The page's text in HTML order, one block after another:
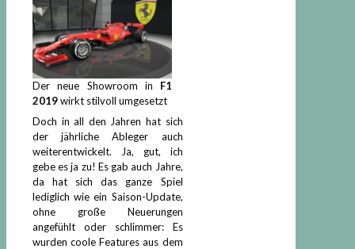
Der neue Showroom in F1
2019wirkt stilvoll umgesetzt
Doch in all den Jahren hat sich
der jährliche Ableger auch
weiterentwickelt. Ja, gut, ich
gebe es ja zu! Es gab auch Jahre,
da hat sich das ganze Spiel
lediglich wie ein Saison-Update,
ohne große Neuerungen
angefühlt oder schlimmer: Es
wurden coole Features aus dem